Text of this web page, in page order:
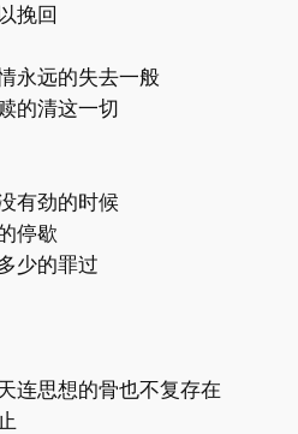
挽回
永远的失去一般
的清这一切
有劲的时候
停歇
少的罪过
连思想的骨也不复存在